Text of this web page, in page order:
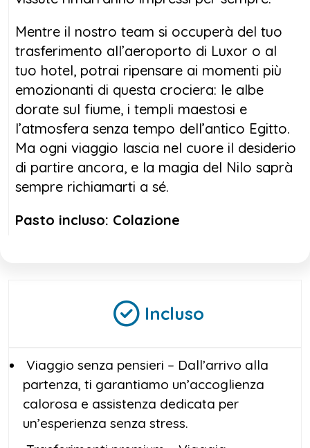
Mentre il nostro team si occuperà del tuo
trasferimento all’aeroporto di Luxor o al
tuo hotel, potrai ripensare ai momenti più
emozionanti di questa crociera: le albe
dorate sul fiume, i templi maestosi e
l’atmosfera senza tempo dell’antico Egitto.
Ma ogni viaggio lascia nel cuore il desiderio
di partire ancora, e la magia del Nilo saprà
sempre richiamarti a sé.
Pasto incluso: Colazione
Incluso
Viaggio senza pensieri – Dall’arrivo alla
partenza, ti garantiamo un’accoglienza
calorosa e assistenza dedicata per
un’esperienza senza stress.